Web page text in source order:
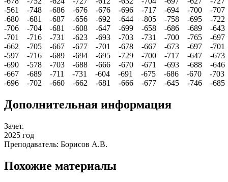
-561 -748 -686 -676 -676 -696 -717 -694 -700 -707
-680 -681 -687 -656 -692 -644 -805 -758 -695 -722
-706 -704 -681 -608 -647 -699 -658 -686 -689 -643
-701 -716 -731 -623 -693 -703 -731 -700 -765 -697
-662 -705 -667 -677 -701 -678 -667 -673 -697 -701
-597 -716 -689 -694 -695 -729 -700 -717 -647 -673
-690 -578 -703 -688 -666 -670 -671 -693 -688 -646
-667 -689 -711 -731 -604 -691 -675 -686 -670 -703
-696 -702 -660 -662 -681 -666 -677 -645 -746 -685
Дополнительная информация
Зачет.
2025 год
Преподаватель: Борисов А.В.
Похожие материалы